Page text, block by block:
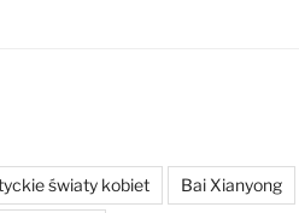
światy kobiet Bai Xianyong